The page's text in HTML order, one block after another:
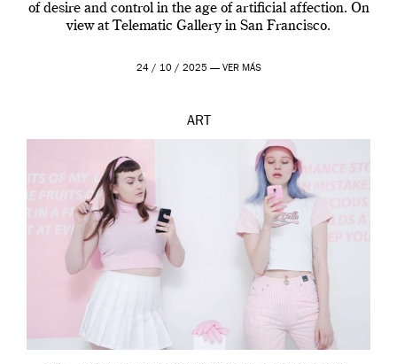
of desire and control in the age of artificial affection. On
view at Telematic Gallery in San Francisco.
24 / 10 / 2025 — VER MÁS
ART